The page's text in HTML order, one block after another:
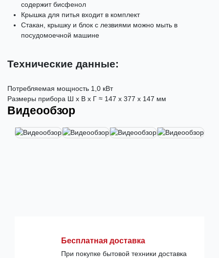
содержит бисфенол
Крышка для питья входит в комплект
Стакан, крышку и блок с лезвиями можно мыть в
посудомоечной машине
Технические данные:
Потребляемая мощность 1,0 кВт
Размеры прибора Ш x В x Г ≈ 147 x 377 x 147 мм
Видеообзор
Бесплатная доставка
При покупке бытовой техники доставка